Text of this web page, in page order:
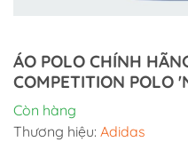
ÁO POLO CHÍNH
COMPETITION POLO
Còn hàng
Thương hiệu: Adidas